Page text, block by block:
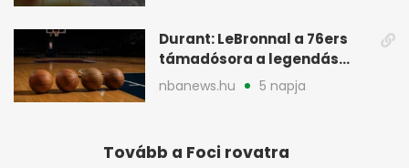
Durant: LeBronnal a 76ers
támadósora a legendás
Warriorsra emlékeztet
nbanews.hu 5 napja
Tovább a Foci rovatra